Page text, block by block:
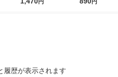
円 円
履歴が表示されます